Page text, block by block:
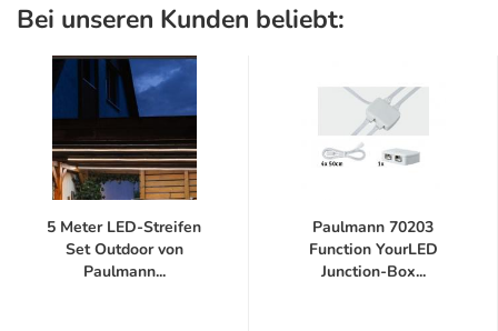
Bei unseren Kunden beliebt:
5 Meter LED-Streifen
Set Outdoor von
Paulmann...
Paulmann 70203
Function YourLED
Junction-Box...